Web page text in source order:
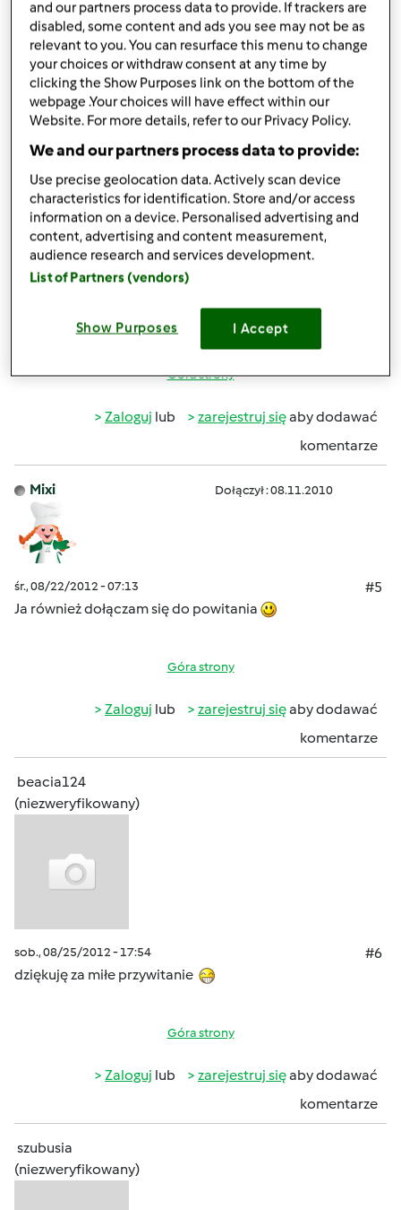
Zalogujlub zarejestruj sięaby dodawać
komentarze
magi1 (niezweryfikowany)
wt., 08/21/2012 - 20:10
Witaj Beatko w naszym skromnym gronie
lepiej nie
mogłas trafic masz TM i Nas
Góra strony
Zaloguj lub zarejestruj sięaby dodawać
komentarze
Mixi Dołączył : 08.11.2010
śr., 08/22/2012 - 07:13
#5
Ja również dołączam się do powitania
Góra strony
Zaloguj lub zarejestruj sięaby dodawać
komentarze
beacia124
(niezweryfikowany)
sob., 08/25/2012 - 17:54
#6
dziękuję za miłe przywitanie
Góra strony
Zaloguj lub zarejestruj sięaby dodawać
komentarze
szubusia
(niezweryfikowany)
and our partners process data to provide. If trackers are
disabled, some content and ads you see may not be as
relevant to you. You can resurface this menu to change
your choices or withdraw consent at any time by
clicking the Show Purposes link on the bottom of the
webpage .Your choices will have effect within our
Website. For more details, refer to our Privacy Policy.
We and our partners process data to provide:
Use precise geolocation data. Actively scan device
characteristics for identification. Store and/or access
information on a device. Personalised advertising and
content, advertising and content measurement,
audience research and services development.
List of Partners (vendors)
Show Purposes I Accept